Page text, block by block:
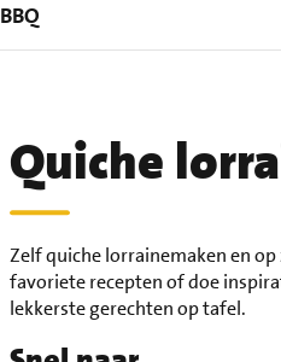
BBQ
Quiche
Zelf quiche lorrainemaken en
favoriete recepten of doe
lekkerste gerechten op tafel.